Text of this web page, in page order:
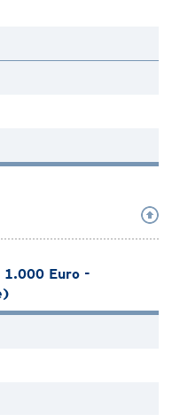
1.000 Euro -